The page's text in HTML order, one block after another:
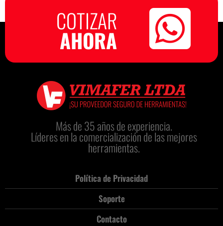
COTIZAR
AHORA
Más de 35 años de experiencia.
Líderes en la comercialización de las mejores
herramientas.
Política de Privacidad
Soporte
Contacto